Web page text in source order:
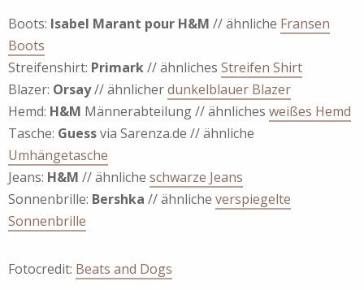
Boots: Isabel Marant pour H&M // ähnliche Fransen
Boots
Streifenshirt: Primark// ähnliches Streifen Shirt
Blazer: Orsay// ähnlicherdunkelblauer Blazer
Hemd: H&M Männerabteilung // ähnliches weißes Hemd
Tasche: Guessvia Sarenza.de // ähnliche
Umhängetasche
Jeans: H&M // ähnliche schwarze Jeans
Sonnenbrille: Bershka // ähnliche verspiegelte
Sonnenbrille
Fotocredit: Beats and Dogs